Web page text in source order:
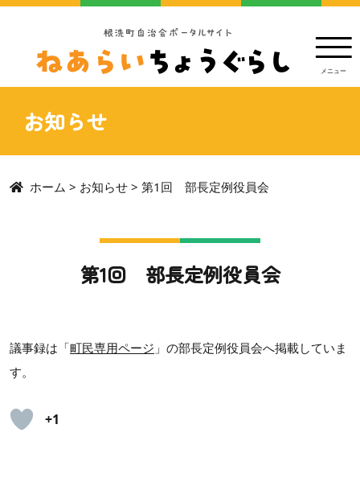
お知らせ
ホーム > お知らせ > 第1回 部長定例役員会
第1回 部長定例役員会
議事録は「町民専用ページ 」の部長定例役員会へ掲載していま
す。
+1